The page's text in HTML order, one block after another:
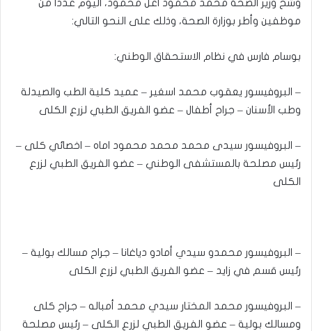
وشح وزير الصحة محمد محمود اعل محمود، اليوم عددا من
موظفين وأطر بوزارة الصحة، وذلك على النحو التالي:
بوسام فارس في نظام الاستحقاق الوطني:
– البروفيسور يعقوب محمد اسغير – عميد كلية الطب والصيدلة
وطب الأسنان – جراح أطفال – عضو الفريق الطبي لزرع الكلى
– البروفيسور سيدى محمد محمد محمود اماه – اخصائي كلى –
رئيس مصلحة بالمستشفى الوطني – عضو الفريق الطبي لزرع
الكلى
– البروفيسور محمدو سيدي أمادو دياغانا – جراح مسالك بولية –
رئيس قسم في زايد – عضو الفريق الطبي لزرع الكلى
– البروفيسور محمد المختار سيدي محمد أمباله – جراح كلى
ومسالك بولية – عضو الفريق الطبي لزرع الكلى – رئيس مصلحة